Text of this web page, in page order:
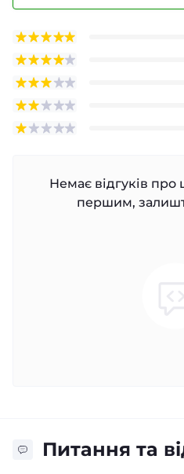
Немає відгуків про
першим,
Питання та